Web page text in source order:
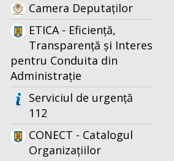
Camera Deputaților
ETICA - Eficiență,
Transparență și Interes
pentru Conduita din
Administrație
Serviciul de urgență
112
CONECT - Catalogul
Organizațiilor